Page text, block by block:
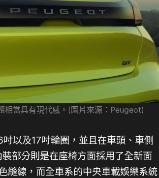
相當具有現代感。(圖片來源：Peugeot)
以及17吋輪圈，並且在車頭、車側
部分則是在座椅方面採用了全新面
線，而全車系的中央車載娛樂系統